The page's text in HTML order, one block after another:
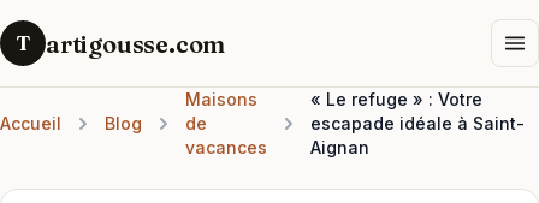
T artigousse.com
Accueil Blog
Maisons
de
vacances
« Le refuge » : Votre
escapade idéale à Saint-
Aignan